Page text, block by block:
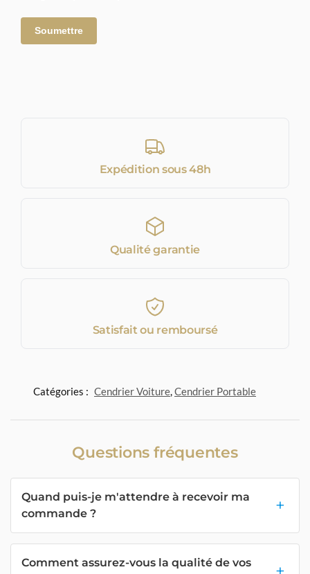
Expédition sous 48h
Qualité garantie
Satisfait ou remboursé
Catégories : Cendrier Voiture,Cendrier Portable
Questions fréquentes
Quand puis-je m'attendre à recevoir ma
commande ?
Comment assurez-vous la qualité de vos